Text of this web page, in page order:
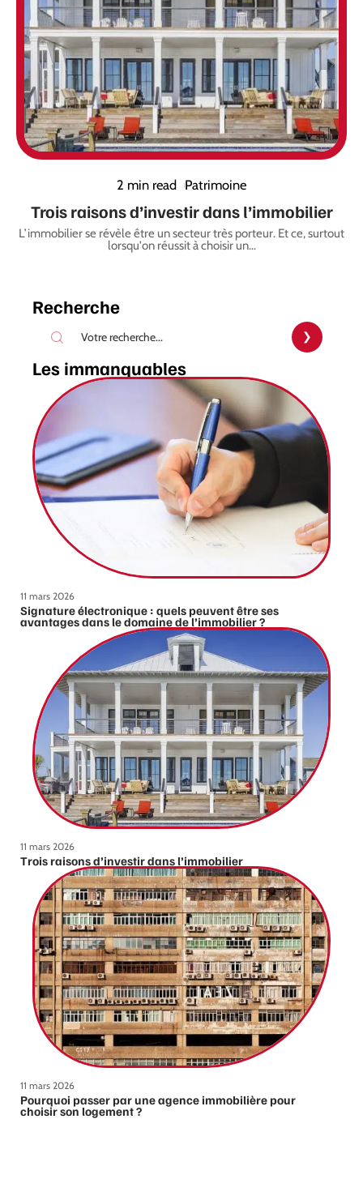
2 min read Patrimoine
Trois raisons d’investir dans l’immobilier
L’immobilier se révèle être un secteur très porteur. Et ce, surtout
lorsqu'on réussit à choisir un…
Recherche
Les immanquables
11 mars 2026
Signature électronique : quels peuvent être ses
avantages dans le domaine de l’immobilier ?
11 mars 2026
Trois raisons d’investir dans l’immobilier
11 mars 2026
Pourquoi passer par une agence immobilière pour
choisir son logement ?